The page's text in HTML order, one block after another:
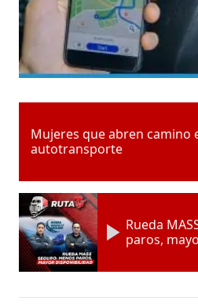
Mujeres que abren camino
autotransporte
Rueda
paros,